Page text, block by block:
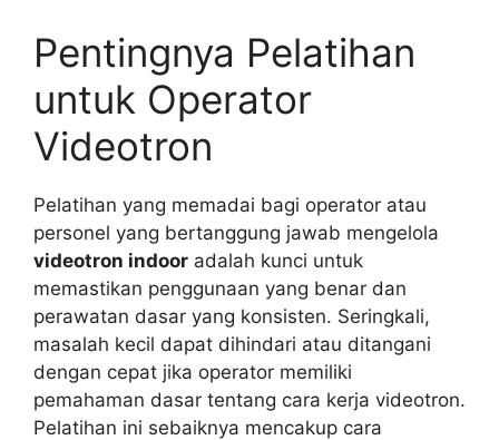
Pentingnya Pelatihan
untuk Operator
Videotron
Pelatihan yang memadai bagi operator atau
personel yang bertanggung jawab mengelola
videotron indoor adalah kunci untuk
memastikan penggunaan yang benar dan
perawatan dasar yang konsisten. Seringkali,
masalah kecil dapat dihindari atau ditangani
dengan cepat jika operator memiliki
pemahaman dasar tentang cara kerja videotron.
Pelatihan ini sebaiknya mencakup cara